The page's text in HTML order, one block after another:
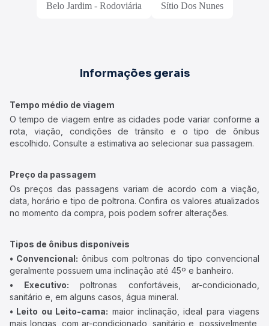
Belo Jardim - Rodoviária Sítio Dos Nunes
Informações gerais
Tempo médio de viagem
O tempo de viagem entre as cidades pode variar conforme a
rota, viação, condições de trânsito e o tipo de ônibus
escolhido. Consulte a estimativa ao selecionar sua passagem.
Preço da passagem
Os preços das passagens variam de acordo com a viação,
data, horário e tipo de poltrona. Confira os valores atualizados
no momento da compra, pois podem sofrer alterações.
Tipos de ônibus disponíveis
• Convencional: ônibus com poltronas do tipo convencional
geralmente possuem uma inclinação até 45º e banheiro.
• Executivo: poltronas confortáveis, ar-condicionado,
sanitário e, em alguns casos, água mineral.
• Leito ou Leito-cama: maior inclinação, ideal para viagens
mais longas, com ar-condicionado, sanitário e, possivelmente,